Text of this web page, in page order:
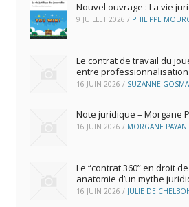
Nouvel ouvrage : La vie
9 JUILLET 2026 / PHILIPPE
Le contrat de travail du
entre
16 JUIN 2026 / SUZANNE
Note juridique – Morgane
16 JUIN 2026 / MORGANE PAYAN
Le “contrat 360” en droit
anatomie d’un mythe
16 JUIN 2026 / JULIE